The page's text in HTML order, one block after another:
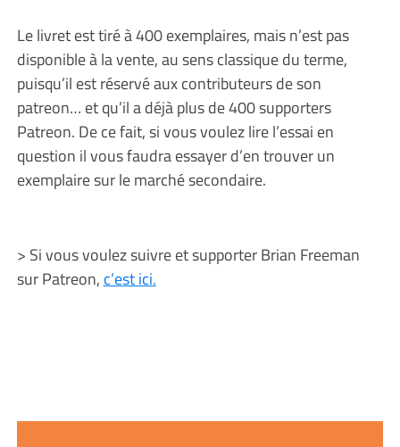
Le livret est tiré à 400 exemplaires, mais n’est pas
disponible à la vente, au sens classique du terme,
puisqu’il est réservé aux contributeurs de son
patreon… et qu’il a déjà plus de 400 supporters
Patreon. De ce fait, si vous voulez lire l’essai en
question il vous faudra essayer d’en trouver un
exemplaire sur le marché secondaire.
> Si vous voulez suivre et supporter Brian Freeman
sur Patreon, c’est ici.